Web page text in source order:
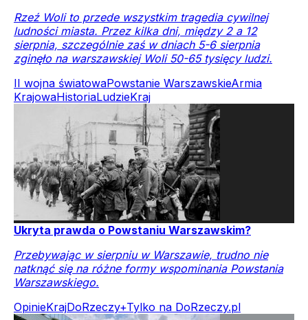
Rzeź Woli to przede wszystkim tragedia cywilnej
ludności miasta. Przez kilka dni, między 2 a 12
sierpnia, szczególnie zaś w dniach 5-6 sierpnia
zginęło na warszawskiej Woli 50-65 tysięcy ludzi.
II wojna światowaPowstanie WarszawskieArmia
KrajowaHistoriaLudzieKraj
Ukryta prawda o Powstaniu Warszawskim?
Przebywając w sierpniu w Warszawie, trudno nie
natknąć się na różne formy wspominania Powstania
Warszawskiego.
OpinieKrajDoRzeczy+Tylko na DoRzeczy.pl